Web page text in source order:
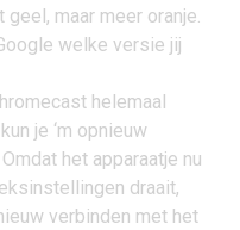
maar meer oranje.
welke versie jij
helemaal
je ‘m opnieuw
Omdat het apparaatje nu
draait,
verbinden met het